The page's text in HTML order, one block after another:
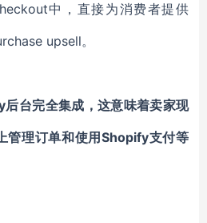
中，直接为消费者提供
upsell。
台完全集成，这意味着卖家现
管理订单和使用Shopify支付等